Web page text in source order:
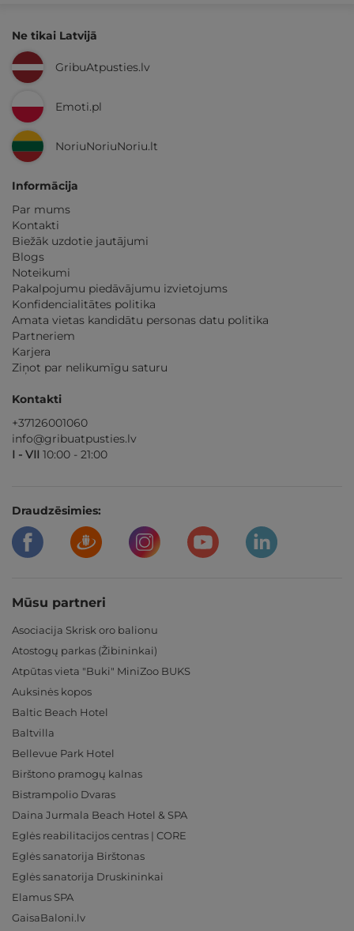
Ne tikai Latvijā
GribuAtpusties.lv
Emoti.pl
NoriuNoriuNoriu.lt
Informācija
Par mums
Kontakti
Biežāk uzdotie jautājumi
Blogs
Noteikumi
Pakalpojumu piedāvājumu izvietojums
Konfidencialitātes politika
Amata vietas kandidātu personas datu politika
Partneriem
Karjera
Ziņot par nelikumīgu saturu
Kontakti
+37126001060
info@gribuatpusties.lv
I - VII 10:00 - 21:00
Draudzēsimies:
Mūsu partneri
Asociacija Skrisk oro balionu
Atostogų parkas (Žibininkai)
Atpūtas vieta "Buki" MiniZoo BUKS
Auksinės kopos
Baltic Beach Hotel
Baltvilla
Bellevue Park Hotel
Birštono pramogų kalnas
Bistrampolio Dvaras
Daina Jurmala Beach Hotel & SPA
Eglės reabilitacijos centras | CORE
Eglės sanatorija Birštonas
Eglės sanatorija Druskininkai
Elamus SPA
GaisaBaloni.lv